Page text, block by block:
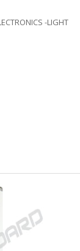
-LIGHT